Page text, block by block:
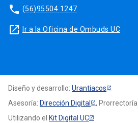
phone (56)95504 1247
launch Ir a la Oficina de Ombuds UC
Diseño y desarrollo: Urantiacos
Asesoría: Dirección Digital
, Prorrectoría
Utilizando el Kit Digital UC